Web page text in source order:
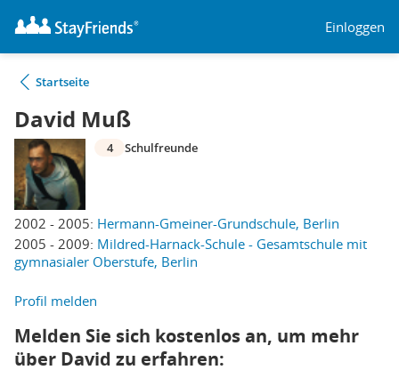
Einloggen
Startseite
David Muß
2002 - 2005: Hermann-Gmeiner-Grundschule, Berlin
2005 - 2009: Mildred-Harnack-Schule - Gesamtschule mit
gymnasialer Oberstufe, Berlin
4 Schulfreunde
Profil melden
Melden Sie sich kostenlos an, um mehr
über David zu erfahren: